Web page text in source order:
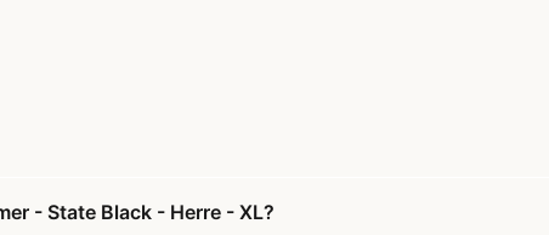
- State Black - Herre - XL?